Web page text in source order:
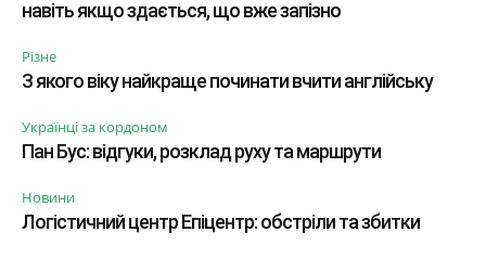
навіть якщо здається, що вже запізно
Різне
З якого віку найкраще починати вчити англійську
Українці за кордоном
Пан Бус: відгуки, розклад руху та маршрути
Новини
Логістичний центр Епіцентр: обстріли та збитки